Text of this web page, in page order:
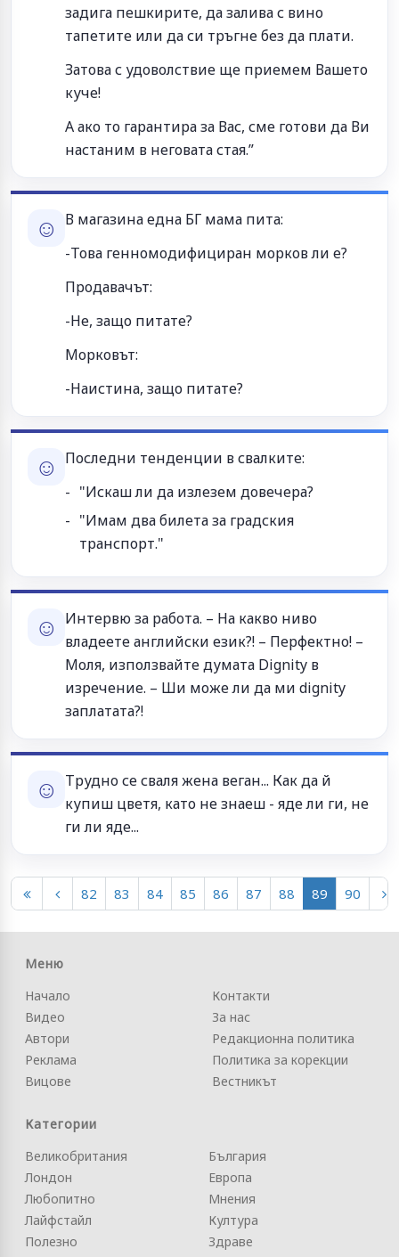
задига пешкирите, да залива с вино
тапетите или да си тръгне без да плати.
Затова с удоволствие ще приемем Вашето
куче!
А ако то гарантира за Вас, сме готови да Ви
настаним в неговата стая.”
☺
В магазина една БГ мама пита:
-Това генномодифициран морков ли е?
Продавачът:
-Не, защо питате?
Морковът:
-Наистина, защо питате?
☺
Последни тенденции в свалките:
"Искаш ли да излезем довечера?
"Имам два билета за градския
транспорт."
☺
Интервю за работа. – На какво ниво
владеете английски език?! – Перфектно! –
Моля, използвайте думата Dignity в
изречение. – Ши може ли да ми dignity
заплатата?!
☺
Трудно се сваля жена веган... Как да й
купиш цветя, като не знаеш - яде ли ги, не
ги ли яде...
82 83 84 85 86 87 88 89 90
Меню
Начало
Видео
Автори
Реклама
Вицове
Контакти
За нас
Редакционна политика
Политика за корекции
Вестникът
Категории
Великобритания
Лондон
Любопитно
Лайфстайл
Полезно
България
Европа
Мнения
Култура
Здраве